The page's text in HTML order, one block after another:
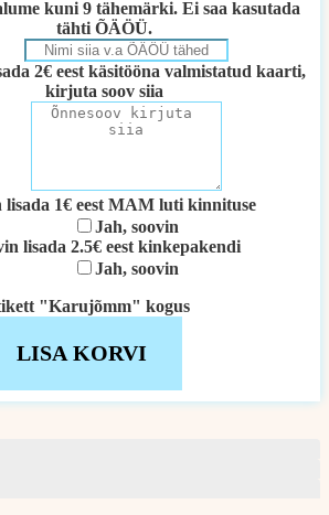
kuni 9 tähemärki. Ei saa kasutada
tähti ÕÄÖÜ.
2€ eest käsitööna valmistatud kaarti,
kirjuta soov siia
lisada 1€ eest MAM luti kinnituse
Jah, soovin
lisada 2.5€ eest kinkepakendi
Jah, soovin
"Karujõmm" kogus
LISA KORVI